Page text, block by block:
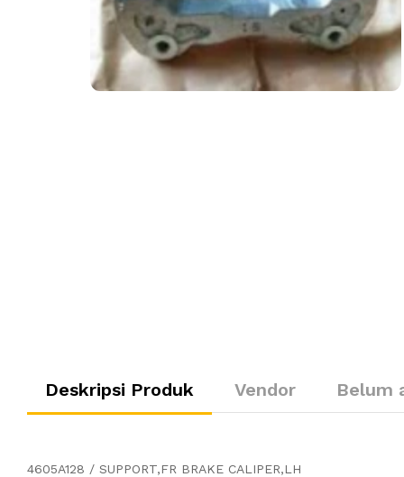
Deskripsi Produk Vendor Belum
4605A128 / SUPPORT,FR BRAKE CALIPER,LH